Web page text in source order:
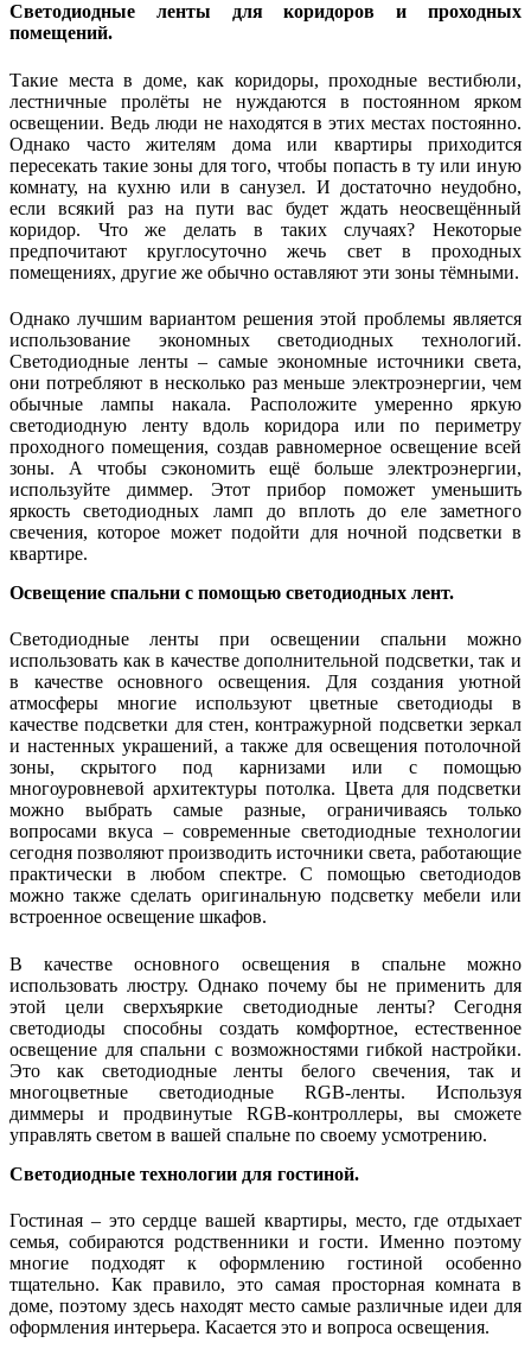
Светодиодные ленты для коридоров и проходных
помещений.
Такие места в доме, как коридоры, проходные вестибюли,
лестничные пролёты не нуждаются в постоянном ярком
освещении. Ведь люди не находятся в этих местах постоянно.
Однако часто жителям дома или квартиры приходится
пересекать такие зоны для того, чтобы попасть в ту или иную
комнату, на кухню или в санузел. И достаточно неудобно,
если всякий раз на пути вас будет ждать неосвещённый
коридор. Что же делать в таких случаях? Некоторые
предпочитают круглосуточно жечь свет в проходных
помещениях, другие же обычно оставляют эти зоны тёмными.
Однако лучшим вариантом решения этой проблемы является
использование экономных светодиодных технологий.
Светодиодные ленты – самые экономные источники света,
они потребляют в несколько раз меньше электроэнергии, чем
обычные лампы накала. Расположите умеренно яркую
светодиодную ленту вдоль коридора или по периметру
проходного помещения, создав равномерное освещение всей
зоны. А чтобы сэкономить ещё больше электроэнергии,
используйте диммер. Этот прибор поможет уменьшить
яркость светодиодных ламп до вплоть до еле заметного
свечения, которое может подойти для ночной подсветки в
квартире.
Освещение спальни с помощью светодиодных лент.
Светодиодные ленты при освещении спальни можно
использовать как в качестве дополнительной подсветки, так и
в качестве основного освещения. Для создания уютной
атмосферы многие используют цветные светодиоды в
качестве подсветки для стен, контражурной подсветки зеркал
и настенных украшений, а также для освещения потолочной
зоны, скрытого под карнизами или с помощью
многоуровневой архитектуры потолка. Цвета для подсветки
можно выбрать самые разные, ограничиваясь только
вопросами вкуса – современные светодиодные технологии
сегодня позволяют производить источники света, работающие
практически в любом спектре. С помощью светодиодов
можно также сделать оригинальную подсветку мебели или
встроенное освещение шкафов.
В качестве основного освещения в спальне можно
использовать люстру. Однако почему бы не применить для
этой цели сверхъяркие светодиодные ленты? Сегодня
светодиоды способны создать комфортное, естественное
освещение для спальни с возможностями гибкой настройки.
Это как светодиодные ленты белого свечения, так и
многоцветные светодиодные RGB-ленты. Используя
диммеры и продвинутые RGB-контроллеры, вы сможете
управлять светом в вашей спальне по своему усмотрению.
Светодиодные технологии для гостиной.
Гостиная – это сердце вашей квартиры, место, где отдыхает
семья, собираются родственники и гости. Именно поэтому
многие подходят к оформлению гостиной особенно
тщательно. Как правило, это самая просторная комната в
доме, поэтому здесь находят место самые различные идеи для
оформления интерьера. Касается это и вопроса освещения.